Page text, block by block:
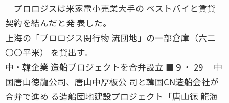
プロロジスは米家電小売業大手の ベストバイと賃貸
契約を結んだと発 表した。
上海の「プロロジス閔行物 流団地」の一部倉庫（六二
〇〇平米） を貸出す。
中・韓企業 造船プロジェクトを合弁設立 ■９・ 29 中
国唐山徳龍公司、唐山中厚板公 司と韓国CN造船会社が
合弁で進め る造船団地建設プロジェクト「唐山徳 龍海